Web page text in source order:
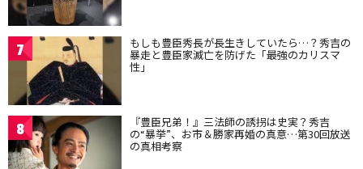
7 もしも豊臣秀長が長生きしていたら…？秀吉の
暴走と豊臣家滅亡を防げた「最強のカリスマ
性」
8 『豊臣兄弟！』三法師の誘拐は史実？秀吉
の“暴挙”、お市＆勝家再婚の真意…第30回放送
の真相考察